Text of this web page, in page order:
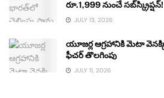
రూ.1,999 నుంచే సబ్‌స్క్రిప్షన్!
JULY 13, 2026
యూజర్ల ఆగ్రహానికి మెటా
ఫీచర్ తొలగింపు
JULY 11, 2026